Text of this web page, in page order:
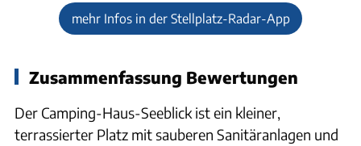
mehr Infos in der Stellplatz-Radar-App
Zusammenfassung Bewertungen
Der Camping-Haus-Seeblick ist ein kleiner,
terrassierter Platz mit sauberen Sanitäranlagen und